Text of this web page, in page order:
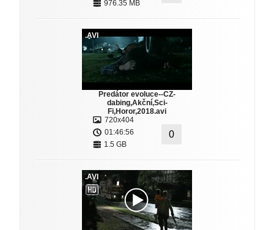
976.35 MB
.AVI
Predátor evoluce--CZ-
dabing,Akční,Sci-
Fi,Horor,2018.avi
720x404
01:46:56
1.5 GB
0
.AVI